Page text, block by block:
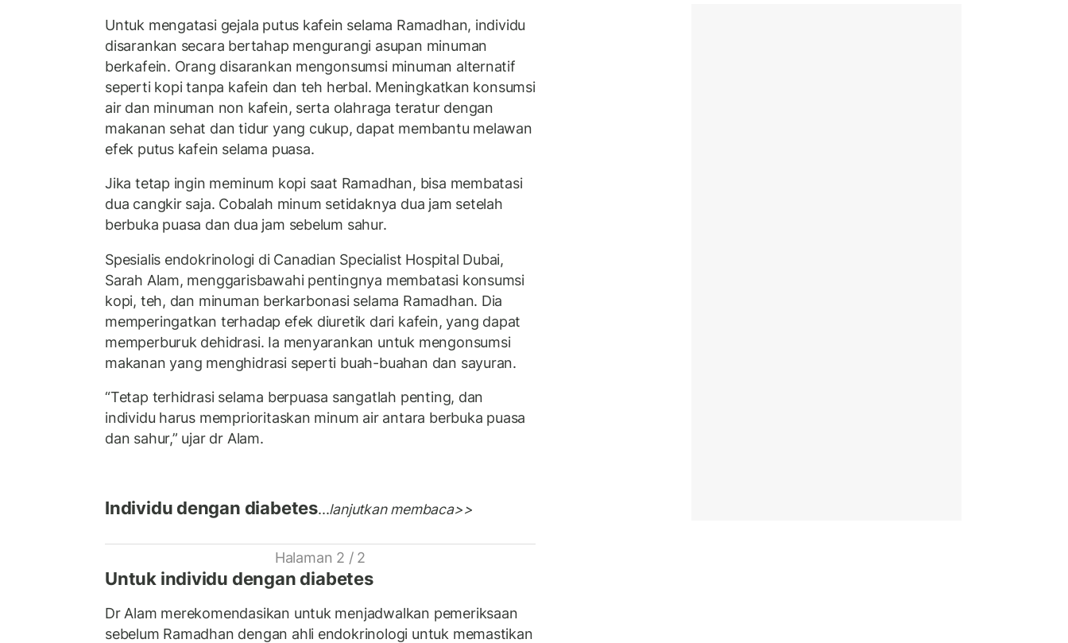
Untuk mengatasi gejala putus kafein selama Ramadhan, individu
disarankan secara bertahap mengurangi asupan minuman
berkafein. Orang disarankan mengonsumsi minuman alternatif
seperti kopi tanpa kafein dan teh herbal. Meningkatkan konsumsi
air dan minuman non kafein, serta olahraga teratur dengan
makanan sehat dan tidur yang cukup, dapat membantu melawan
efek putus kafein selama puasa.
Jika tetap ingin meminum kopi saat Ramadhan, bisa membatasi
dua cangkir saja. Cobalah minum setidaknya dua jam setelah
berbuka puasa dan dua jam sebelum sahur.
Spesialis endokrinologi di Canadian Specialist Hospital Dubai,
Sarah Alam, menggarisbawahi pentingnya membatasi konsumsi
kopi, teh, dan minuman berkarbonasi selama Ramadhan. Dia
memperingatkan terhadap efek diuretik dari kafein, yang dapat
memperburuk dehidrasi. Ia menyarankan untuk mengonsumsi
makanan yang menghidrasi seperti buah-buahan dan sayuran.
“Tetap terhidrasi selama berpuasa sangatlah penting, dan
individu harus memprioritaskan minum air antara berbuka puasa
dan sahur,” ujar dr Alam.
Individu dengan diabetes...lanjutkan membaca>>
Halaman 2 / 2
Untuk individu dengan diabetes
Dr Alam merekomendasikan untuk menjadwalkan pemeriksaan
sebelum Ramadhan dengan ahli endokrinologi untuk memastikan